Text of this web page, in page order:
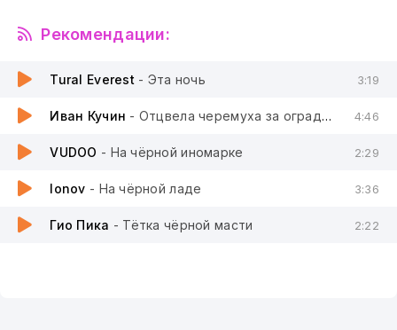
Рекомендации:
Tural Everest - Эта ночь 3:19
Иван Кучин - Отцвела черемуха за оградкой черной 4:46
VUDOO - На чёрной иномарке 2:29
lonov - На чёрной ладе 3:36
Гио Пика - Тётка чёрной масти 2:22